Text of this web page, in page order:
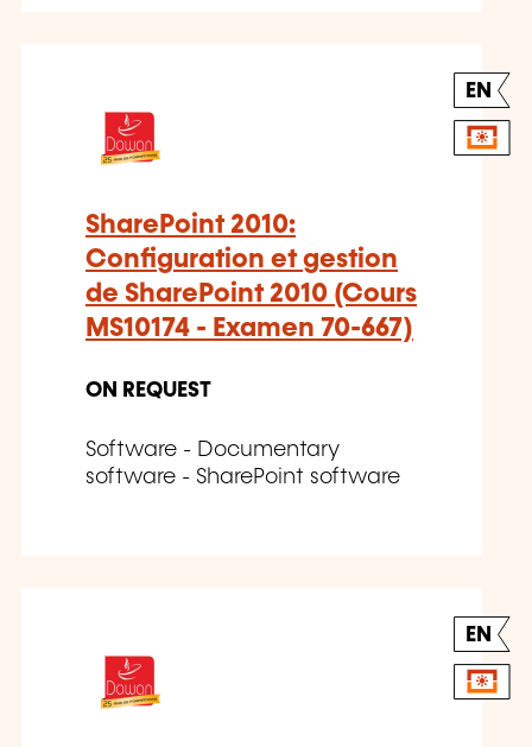
EN
SharePoint 2010:
Configuration et gestion
de SharePoint 2010 (Cours
MS10174 - Examen 70-667)
ON REQUEST
Software - Documentary
software - SharePoint software
EN